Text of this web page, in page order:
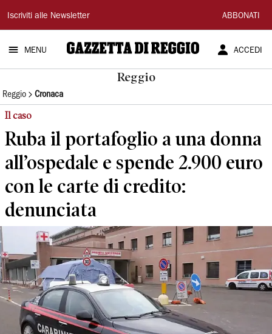
Gazzetta
di
Reggio
Iscriviti alle Newsletter ABBONATI
MENU ACCEDI
Reggio
Reggio Cronaca
Il caso
Ruba il portafoglio a una donna
all’ospedale e spende 2.900 euro
con le carte di credito:
denunciata